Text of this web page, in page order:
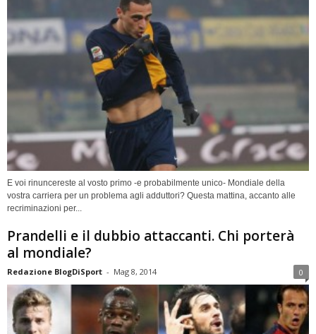
E voi rinuncereste al vosto primo -e probabilmente unico- Mondiale della
vostra carriera per un problema agli adduttori? Questa mattina, accanto alle
recriminazioni per...
Prandelli e il dubbio attaccanti. Chi porterà
al mondiale?
Redazione BlogDiSport - Mag 8, 2014 0